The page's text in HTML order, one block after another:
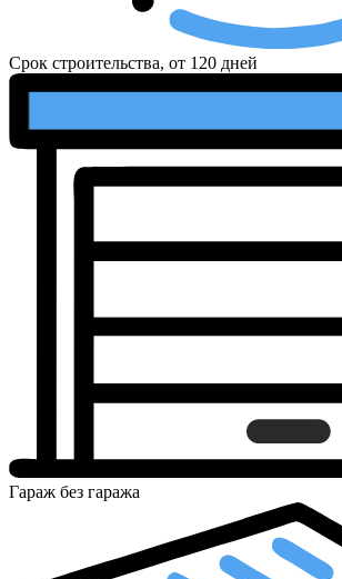
Срок строительства, от 120 дней
Гараж без гаража